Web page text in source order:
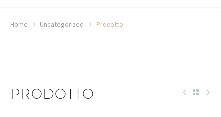
Home Uncategorized Prodotto
PRODOTTO